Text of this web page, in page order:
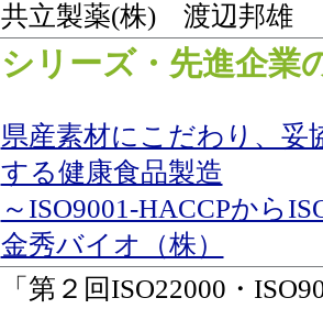
共立製薬(株) 渡辺邦雄
シリーズ・先進企業
県産素材にこだわり、妥
する健康食品製造
～ISO9001-HACCPから
金秀バイオ（株）
「第２回ISO22000・